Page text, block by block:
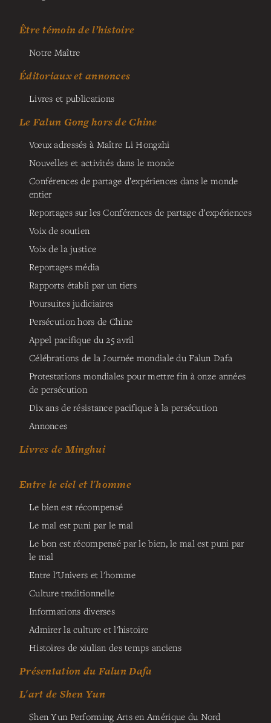
Être témoin de l’histoire
Notre Maître
Éditoriaux et annonces
Livres et publications
Le Falun Gong hors de Chine
Vœux adressés à Maître Li Hongzhi
Nouvelles et activités dans le monde
Conférences de partage d’expériences dans le monde
entier
Reportages sur les Conférences de partage d’expériences
Voix de soutien
Voix de la justice
Reportages média
Rapports établi par un tiers
Poursuites judiciaires
Persécution hors de Chine
Appel pacifique du 25 avril
Célébrations de la Journée mondiale du Falun Dafa
Protestations mondiales pour mettre fin à onze années
de persécution
Dix ans de résistance pacifique à la persécution
Annonces
Livres de Minghui
Entre le ciel et l'homme
Le bien est récompensé
Le mal est puni par le mal
Le bon est récompensé par le bien, le mal est puni par
le mal
Entre l'Univers et l'homme
Culture traditionnelle
Informations diverses
Admirer la culture et l'histoire
Histoires de xiulian des temps anciens
Présentation du Falun Dafa
L'art de Shen Yun
Shen Yun Performing Arts en Amérique du Nord